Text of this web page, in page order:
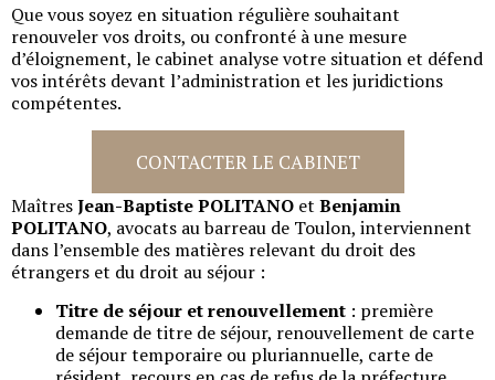
Que vous soyez en situation régulière souhaitant
renouveler vos droits, ou confronté à une mesure
d’éloignement, le cabinet analyse votre situation et défend
vos intérêts devant l’administration et les juridictions
compétentes.
CONTACTER LE CABINET
MaîtresJean-Baptiste POLITANO et Benjamin
POLITANO, avocats au barreau de Toulon, interviennent
dans l’ensemble des matières relevant du droit des
étrangers et du droit au séjour :
Titre de séjour et renouvellement : première
demande de titre de séjour, renouvellement de carte
de séjour temporaire ou pluriannuelle, carte de